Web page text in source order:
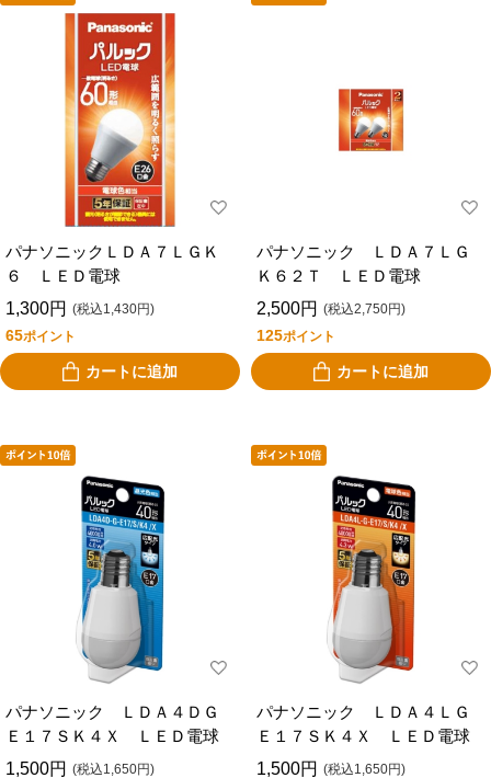
パナソニックＬＤＡ７ＬＧＫ
６ ＬＥＤ電球
1,300円 (税込1,430円)
65ポイント
カートに追加
パナソニック ＬＤＡ７ＬＧ
Ｋ６２Ｔ ＬＥＤ電球
2,500円 (税込2,750円)
125ポイント
カートに追加
パナソニック ＬＤＡ４ＤＧ
Ｅ１７ＳＫ４Ｘ ＬＥＤ電球
1,500円 (税込1,650円)
パナソニック ＬＤＡ４ＬＧ
Ｅ１７ＳＫ４Ｘ ＬＥＤ電球
1,500円 (税込1,650円)